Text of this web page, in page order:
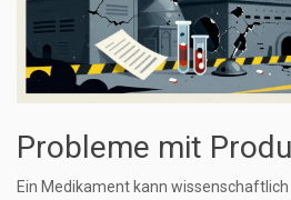
Probleme mit
Ein Medikament kann